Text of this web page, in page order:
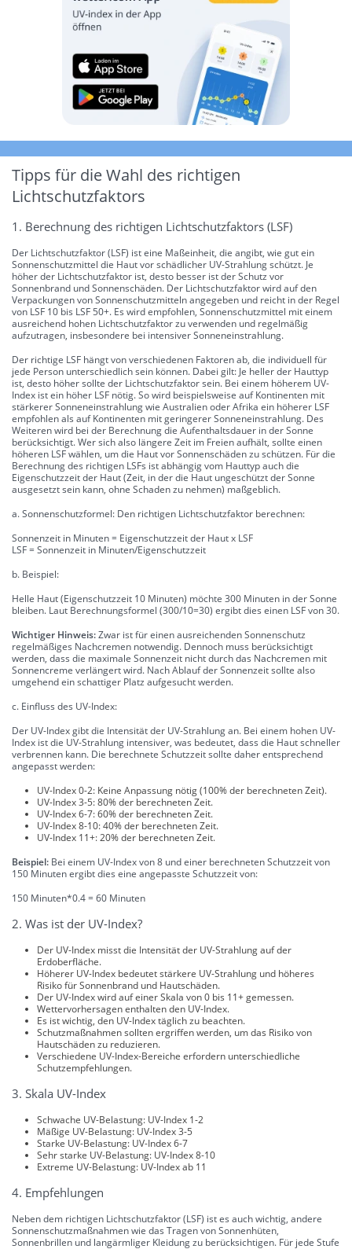
Tipps für die Wahl des richtigen
Lichtschutzfaktors
1. Berechnung des richtigen Lichtschutzfaktors (LSF)
Der Lichtschutzfaktor (LSF) ist eine Maßeinheit, die angibt, wie gut ein
Sonnenschutzmittel die Haut vor schädlicher UV-Strahlung schützt. Je
höher der Lichtschutzfaktor ist, desto besser ist der Schutz vor
Sonnenbrand und Sonnenschäden. Der Lichtschutzfaktor wird auf den
Verpackungen von Sonnenschutzmitteln angegeben und reicht in der Regel
von LSF 10 bis LSF 50+. Es wird empfohlen, Sonnenschutzmittel mit einem
ausreichend hohen Lichtschutzfaktor zu verwenden und regelmäßig
aufzutragen, insbesondere bei intensiver Sonneneinstrahlung.
Der richtige LSF hängt von verschiedenen Faktoren ab, die individuell für
jede Person unterschiedlich sein können. Dabei gilt: Je heller der Hauttyp
ist, desto höher sollte der Lichtschutzfaktor sein. Bei einem höherem UV-
Index ist ein höher LSF nötig. So wird beispielsweise auf Kontinenten mit
stärkerer Sonneneinstrahlung wie Australien oder Afrika ein höherer LSF
empfohlen als auf Kontinenten mit geringerer Sonneneinstrahlung. Des
Weiteren wird bei der Berechnung die Aufenthaltsdauer in der Sonne
berücksichtigt. Wer sich also längere Zeit im Freien aufhält, sollte einen
höheren LSF wählen, um die Haut vor Sonnenschäden zu schützen. Für die
Berechnung des richtigen LSFs ist abhängig vom Hauttyp auch die
Eigenschutzzeit der Haut (Zeit, in der die Haut ungeschützt der Sonne
ausgesetzt sein kann, ohne Schaden zu nehmen) maßgeblich.
a. Sonnenschutzformel: Den richtigen Lichtschutzfaktor berechnen:
Sonnenzeit in Minuten = Eigenschutzzeit der Haut x LSF
LSF = Sonnenzeit in Minuten/Eigenschutzzeit
b. Beispiel:
Helle Haut (Eigenschutzzeit 10 Minuten) möchte 300 Minuten in der Sonne
bleiben. Laut Berechnungsformel (300/10=30) ergibt dies einen LSF von 30.
Wichtiger Hinweis:Zwar ist für einen ausreichenden Sonnenschutz
regelmäßiges Nachcremen notwendig. Dennoch muss berücksichtigt
werden, dass die maximale Sonnenzeit nicht durch das Nachcremen mit
Sonnencreme verlängert wird. Nach Ablauf der Sonnenzeit sollte also
umgehend ein schattiger Platz aufgesucht werden.
c. Einfluss des UV-Index:
Der UV-Index gibt die Intensität der UV-Strahlung an. Bei einem hohen UV-
Index ist die UV-Strahlung intensiver, was bedeutet, dass die Haut schneller
verbrennen kann. Die berechnete Schutzzeit sollte daher entsprechend
angepasst werden:
UV-Index 0-2: Keine Anpassung nötig (100% der berechneten Zeit).
UV-Index 3-5: 80% der berechneten Zeit.
UV-Index 6-7: 60% der berechneten Zeit.
UV-Index 8-10: 40% der berechneten Zeit.
UV-Index 11+: 20% der berechneten Zeit.
Beispiel: Bei einem UV-Index von 8 und einer berechneten Schutzzeit von
150 Minuten ergibt dies eine angepasste Schutzzeit von:
150 Minuten*0.4 = 60 Minuten
2. Was ist der UV-Index?
Der UV-Index misst die Intensität der UV-Strahlung auf der
Erdoberfläche.
Höherer UV-Index bedeutet stärkere UV-Strahlung und höheres
Risiko für Sonnenbrand und Hautschäden.
Der UV-Index wird auf einer Skala von 0 bis 11+ gemessen.
Wettervorhersagen enthalten den UV-Index.
Es ist wichtig, den UV-Index täglich zu beachten.
Schutzmaßnahmen sollten ergriffen werden, um das Risiko von
Hautschäden zu reduzieren.
Verschiedene UV-Index-Bereiche erfordern unterschiedliche
Schutzempfehlungen.
3. Skala UV-Index
Schwache UV-Belastung: UV-Index 1-2
Mäßige UV-Belastung: UV-Index 3-5
Starke UV-Belastung: UV-Index 6-7
Sehr starke UV-Belastung: UV-Index 8-10
Extreme UV-Belastung: UV-Index ab 11
4. Empfehlungen
Neben dem richtigen Lichtschutzfaktor (LSF) ist es auch wichtig, andere
Sonnenschutzmaßnahmen wie das Tragen von Sonnenhüten,
Sonnenbrillen und langärmliger Kleidung zu berücksichtigen. Für jede Stufe